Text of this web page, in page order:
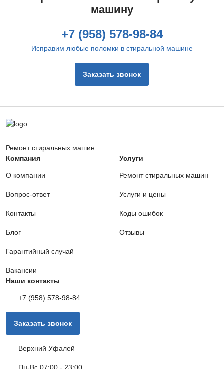
машину
+7 (958) 578-98-84
Исправим любые поломки в стиральной машине
Заказать звонок
Ремонт стиральных машин
Компания
О компании
Вопрос-ответ
Контакты
Блог
Гарантийный случай
Вакансии
Услуги
Ремонт стиральных машин
Услуги и цены
Коды ошибок
Отзывы
Наши контакты
+7 (958) 578-98-84
Заказать звонок
Верхний Уфалей
Пн-Вс 07:00 - 23:00